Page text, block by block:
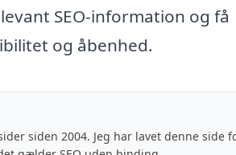
SEO-information og få
og åbenhed.
siden 2004. Jeg har lavet denne side